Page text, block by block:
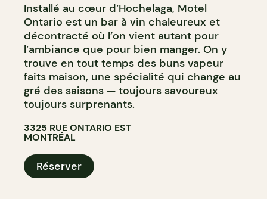
Installé au cœur d’Hochelaga, Motel
Ontario est un bar à vin chaleureux et
décontracté où l’on vient autant pour
l’ambiance que pour bien manger. On y
trouve en tout temps des buns vapeur
faits maison, une spécialité qui change au
gré des saisons — toujours savoureux
toujours surprenants.
3325 RUE ONTARIO EST
MONTRÉAL
Réserver